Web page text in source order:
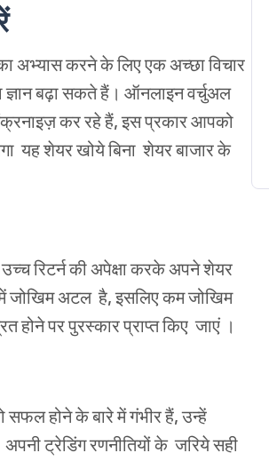
अभ्यासकरनेकेलिएएकअच्छाविचार
ज्ञानबढ़ासकतेहैं। ऑनलाइनवर्चुअल
कररहेहैं,इसप्रकारआपको
यह शेयर खोये बिना शेयरबाजारके
उच्चरिटर्नकीअपेक्षाकरकेअपनेशेयर
जोखिमअटल है,इसलिएकमजोखिम
होनेपरपुरस्कारप्राप्तकिए जाएं ।
सफलहोनेकेबारेमेंगंभीरहैं,उन्हें
अपनीट्रेडिंगरणनीतियोंके जरियेसही